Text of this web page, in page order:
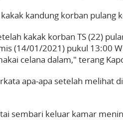
kandung korban pulang
kakak korban TS (22)
(14/01/2021) pukul 13:00
celana dalam," terang
apa-apa setelah melihat
sembari keluar kamar